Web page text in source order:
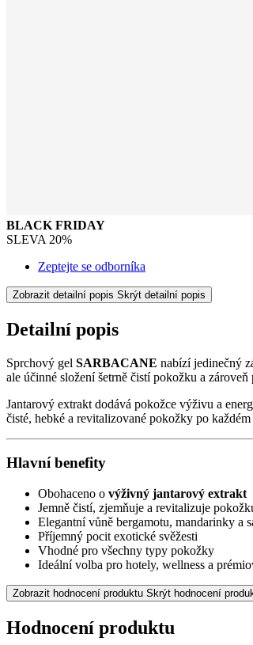
BLACK FRIDAY
SLEVA 20%
Zeptejte se odborníka
Zobrazit detailní popis Skrýt detailní popis
Detailní popis
Sprchový gel SARBACANE nabízí jedinečný
ale účinné složení šetrně čistí pokožku a
Jantarový extrakt dodává pokožce výživu a
čisté, hebké a revitalizované pokožky po
Hlavní benefity
Obohaceno o výživný jantarový extrakt
Jemně čistí, zjemňuje a revitalizuje
Elegantní vůně bergamotu, mandarinky a
Příjemný pocit exotické svěžesti
Vhodné pro všechny typy pokožky
Ideální volba pro hotely, wellness a
Zobrazit hodnocení produktu Skrýt hodnocení
Hodnocení produktu